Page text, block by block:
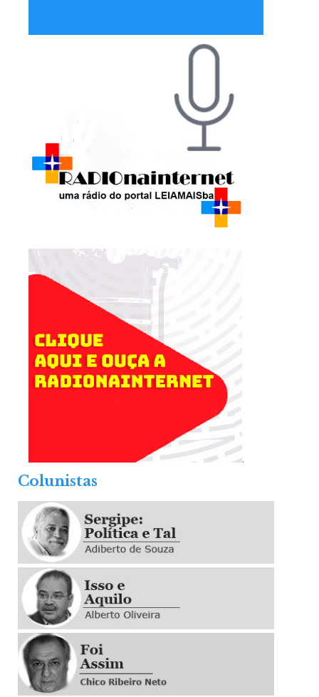
.
Colunistas